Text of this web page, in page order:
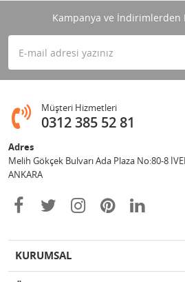
Kampanya ve İndirimlerden
Müşteri Hizmetleri
0312 385 52 81
Adres
Melih Gökçek Bulvarı Ada Plaza No:80-8
ANKARA
KURUMSAL